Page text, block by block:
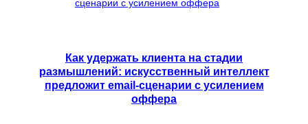
Как удержать клиента на стадии
размышлений: искусственный интеллект
предложит email-сценарии с усилением
оффера